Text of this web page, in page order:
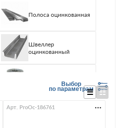
Полоса оцинкованная
Швеллер
оцинкованный
Сетка оцинкованная
Выбор
по параметрам
Арт. ProOc-186761